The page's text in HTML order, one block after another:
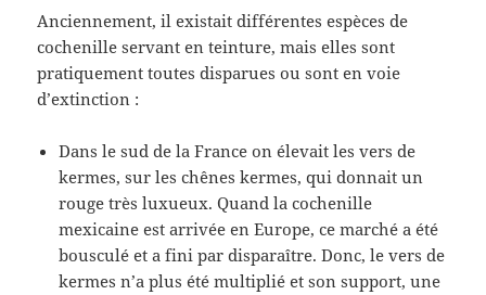
Anciennement, il existait différentes espèces de
cochenille servant en teinture, mais elles sont
pratiquement toutes disparues ou sont en voie
d’extinction :
Dans le sud de la France on élevait les vers de
kermes, sur les chênes kermes, qui donnait un
rouge très luxueux. Quand la cochenille
mexicaine est arrivée en Europe, ce marché a été
bousculé et a fini par disparaître. Donc, le vers de
kermes n’a plus été multiplié et son support, une